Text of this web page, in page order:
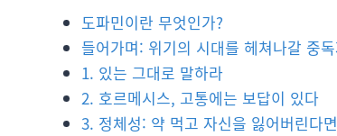
도파민이란 무엇인가?
들어가며: 위기의 시대를 헤쳐나갈 중
1. 있는 그대로 말하라
2. 호르메시스, 고통에는 보답이 있다
3. 정체성: 약 먹고 자신을 잃어버린다면